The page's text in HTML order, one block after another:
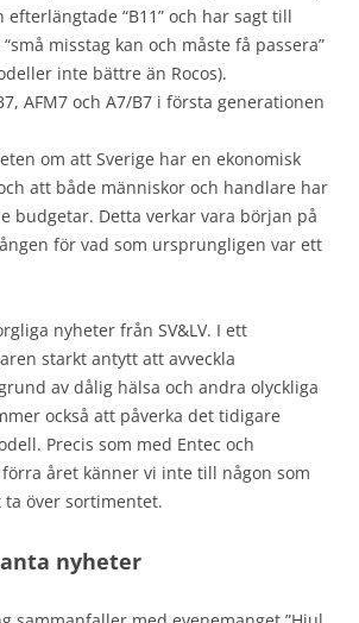
efterlängtade “B11” och har sagt till
misstag kan och måste få passera”
inte bättre än Rocos).
AFM7 och A7/B7 i första generationen
om att Sverige har en ekonomisk
att både människor och handlare har
budgetar. Detta verkar vara början på
för vad som ursprungligen var ett
nyheter från SV&LV. I ett
starkt antytt att avveckla
av dålig hälsa och andra olyckliga
också att påverka det tidigare
Precis som med Entec och
året känner vi inte till någon som
över sortimentet.
nyheter